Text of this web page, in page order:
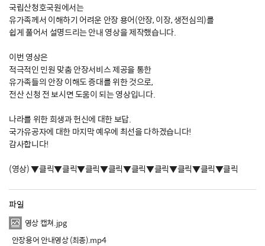
국립산청호국원에서는
유가족께서 이해하기 어려운 안장 용어(안장, 이장, 생전심의)를
쉽게 풀어서 설명드리는 안내 영상을 제작했습니다.
​이번 영상은
적극적인 민원 맞춤 안장서비스 제공을 통한
유가족들의 안장 이해도 증대를 위한 것으로,
전산 신청 전 보시면 도움이 되는 영상입니다.
나라를 위한 희생과 헌신에 대한 보답.
국가유공자에 대한 마지막 예우에 최선을 다하겠습니다!
감사합니다!
(영상) ▼클릭▼클릭▼클릭▼클릭▼클릭▼클릭▼클릭▼클릭▼클릭
파일
영상 캡쳐.jpg
안장용어 안내영상 (최종).mp4